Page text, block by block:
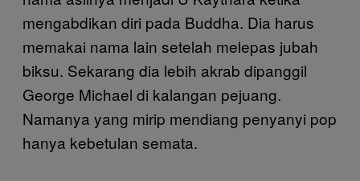
mengabdikan diri pada Buddha. Dia harus
memakai nama lain setelah melepas jubah
biksu. Sekarang dia lebih akrab dipanggil
George Michael di kalangan pejuang.
Namanya yang mirip mendiang penyanyi pop
hanya kebetulan semata.